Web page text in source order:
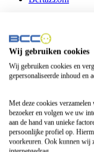
Fitelli
Airfryer
Frituurpan
Contactgrill
Broodrooster
Wij gebruiken cookies
Wij gebruiken cookies en
gepersonaliseerde inhoud en
Met deze cookies verzamelen
bezoeker en volgen we uw
aan de hand van unieke
persoonlijke profiel op.
voorkeuren. Ook kunnen wij